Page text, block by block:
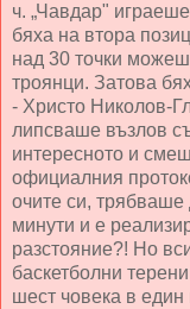
ч. „Чавдар"
бяха на втора
над 30 точки
троянци. Затова
- Христо Николов-
липсваше възлов
интересното и
официалния
очите си, трябваше
минути и е
разстояние?! Но
баскетболни
шест човека в